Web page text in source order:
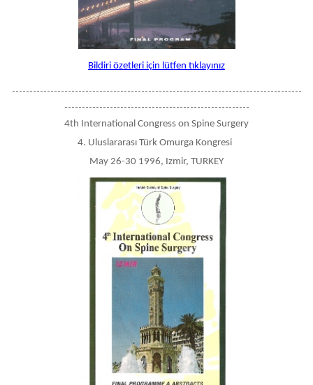
Bildiri özetleri için lütfen tıklayınız
-----------------------------------------------------------------------------------
-----------------------------------------------------
4th International Congress on Spine Surgery
4. Uluslararası Türk Omurga Kongresi
May 26-30 1996, Izmir, TURKEY